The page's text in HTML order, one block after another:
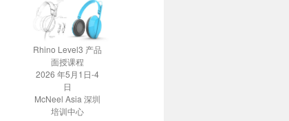
Rhino Level3 产品
面授课程
2026 年5月1日-4
日
McNeel Asia 深圳
培训中心